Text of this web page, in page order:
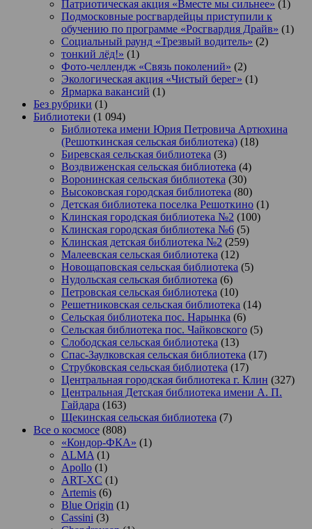
Патриотическая акция «Вместе мы сильнее» (1)
Подмосковные росгвардейцы приступили к
обучению по программе «Росгвардия Драйв» (1)
Социальный раунд «Трезвый водитель» (2)
тонкий лёд!» (1)
Фото-челлендж «Связь поколений» (2)
Экологическая акция «Чистый берег» (1)
Ярмарка вакансий (1)
Без рубрики (1)
Библиотеки (1 094)
Библиотека имени Юрия Петровича Артюхина
(Решоткинская сельская библиотека) (18)
Биревская сельская библиотека (3)
Воздвиженская сельская библиотека (4)
Воронинская сельская библиотека (30)
Высоковская городская библиотека (80)
Детская библиотека поселка Решоткино (1)
Клинская городская библиотека №2 (100)
Клинская городская библиотека №6 (5)
Клинская детская библиотека №2 (259)
Малеевская сельская библиотека (12)
Новощаповская сельская библиотека (5)
Нудольская сельская библиотека (6)
Петровская сельская библиотека (10)
Решетниковская сельская библиотека (14)
Сельская библиотека пос. Нарынка (6)
Сельская библиотека пос. Чайковского (5)
Слободская сельская библиотека (13)
Спас-Заулковская сельская библиотека (17)
Струбковская сельская библиотека (17)
Центральная городская библиотека г. Клин (327)
Центральная Детская библиотека имени А. П.
Гайдара (163)
Щекинская сельская библиотека (7)
Все о космосе (808)
«Кондор-ФКА» (1)
ALMA (1)
Apollo (1)
ART-XC (1)
Artemis (6)
Blue Origin (1)
Cassini (3)